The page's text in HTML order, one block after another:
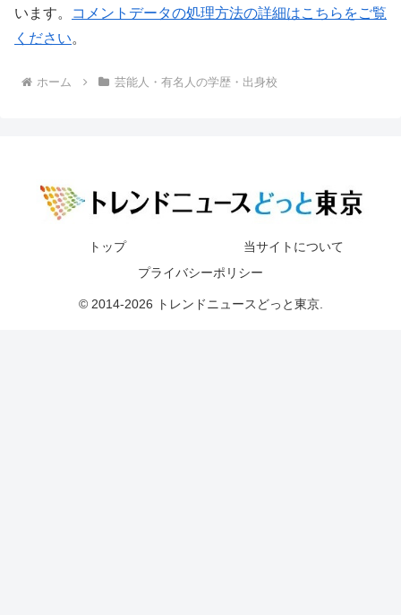
います。
コメントデータの処理方法の詳細はこちらをご覧
ください。
ホーム 芸能人・有名人の学歴・出身校
トップ
当サイトについて
プライバシーポリシー
© 2014-2026 トレンドニュースどっと東京.